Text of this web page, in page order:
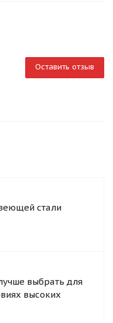
Оставить отзыв
стали
выбрать для
высоких